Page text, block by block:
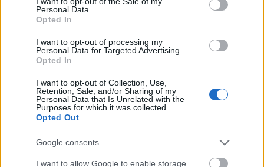
Personal Data.
Opted In
I want to opt-out of processing my
Personal Data for Targeted Advertising.
Opted In
I want to opt-out of Collection, Use,
Retention, Sale, and/or Sharing of my
Personal Data that Is Unrelated with the
Purposes for which it was collected.
Opted Out
Google consents
I want to allow Google to enable storage
SZÉPSÉG
Ez a hajnövesztés természetes
védőszentje: te próbáltad már?